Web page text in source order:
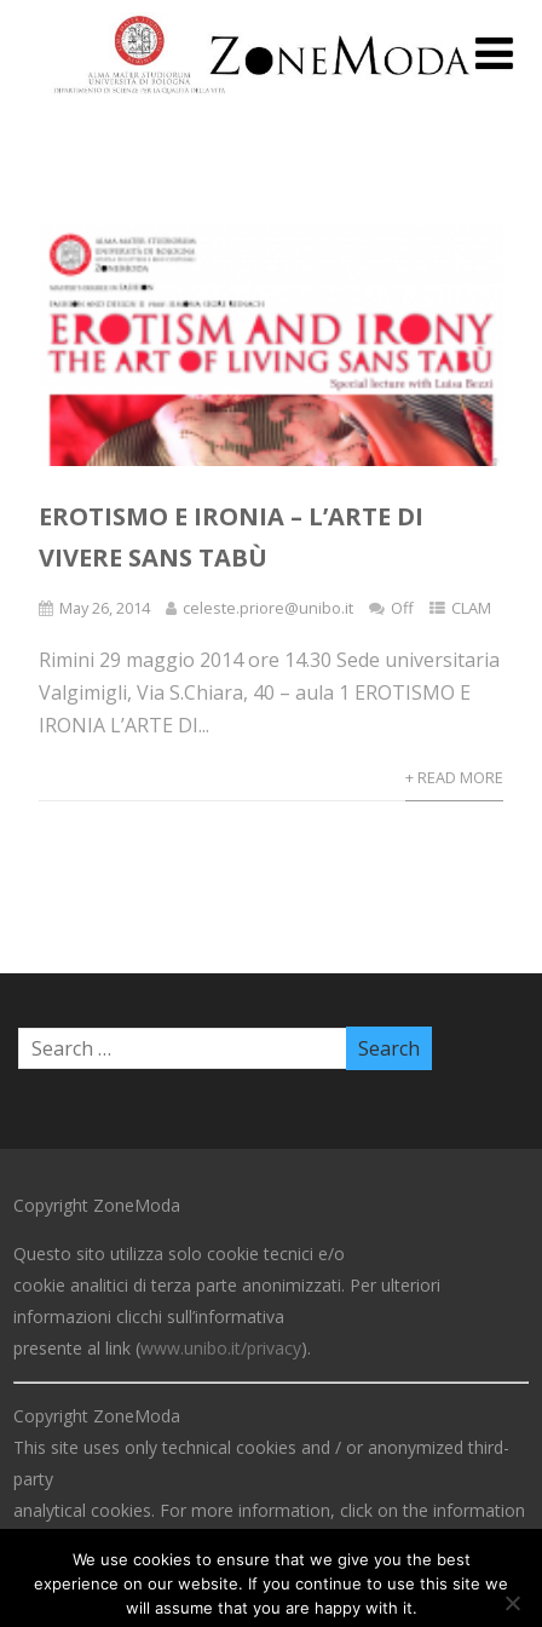
EROTISMO E IRONIA – L’ARTE DI
VIVERE SANS TABÙ
May 26, 2014 celeste.priore@unibo.it Off CLAM
Rimini 29 maggio 2014 ore 14.30 Sede universitaria
Valgimigli, Via S.Chiara, 40 – aula 1 EROTISMO E
IRONIA L’ARTE DI...
+ READ MORE
Copyright ZoneModa
Questo sito utilizza solo cookie tecnici e/o
cookie analitici di terza parte anonimizzati. Per ulteriori
informazioni clicchi sull’informativa
presente al link (www.unibo.it/privacy).
Copyright ZoneModa
This site uses only technical cookies and / or anonymized third-
party
analytical cookies. For more information, click on the information
We use cookies to ensure that we give you the best
experience on our website. If you continue to use this site we
will assume that you are happy with it.